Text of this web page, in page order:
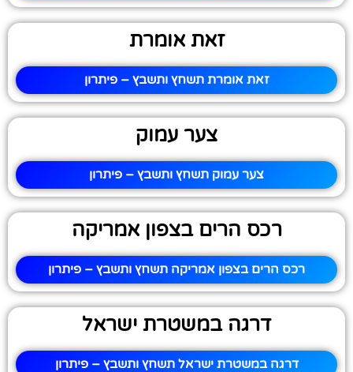
זאת אומרת
זאת אומרת תשחץ ותשבץ – פיתרון
צער עמוק
צער עמוק תשחץ ותשבץ – פיתרון
רכס הרים בצפון אמריקה
רכס הרים בצפון אמריקה תשחץ ותשבץ – פיתרון
דרגה במשטרת ישראל
דרגה במשטרת ישראל תשחץ ותשבץ – פיתרון